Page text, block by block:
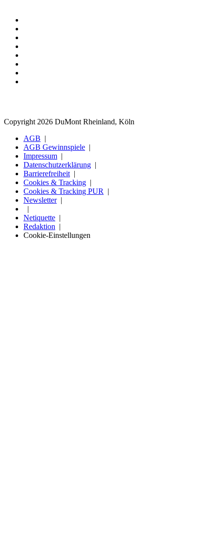
Copyright 2026 DuMont Rheinland, Köln
AGB
AGB Gewinnspiele
Impressum
Datenschutzerklärung
Barrierefreiheit
Cookies & Tracking
Cookies & Tracking PUR
Newsletter
Netiquette
Redaktion
Cookie-Einstellungen